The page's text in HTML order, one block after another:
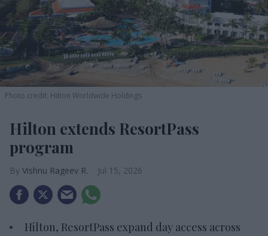
Photo credit: Hilton Worldwide Holdings
Hilton extends ResortPass
program
Vishnu Rageev R. Jul 15, 2026
Hilton, ResortPass expand day access across